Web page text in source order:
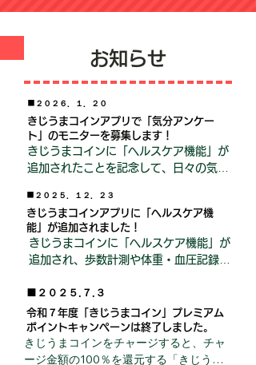
お知らせ
■２０２６．１．２０
きじうまコインアプリで「気分アンケー
ト」のモニターを募集します！
きじうまコインに「ヘルスケア機能」が
追加されたことを記念して、日々の気分
ンを実施します。
■２０２５．１２．２３
きじうまコインアプリに「ヘルスケア機
能」が追加されました！
きじうまコインに「ヘルスケア機能」が
追加され、歩数計測や体重・血圧記録な
た。
■２０２５.７.３
令和７年度「きじうまコイン」プレミアム
ポイントキャンペーンは終了しました。
きじうまコインをチャージすると、チャ
ージ金額の100％を還元する「きじうま